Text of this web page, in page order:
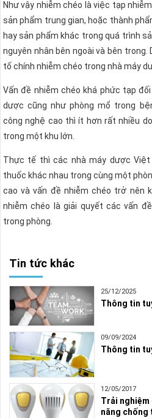
Như vậy nhiễm chéo là việc tạp
sản phẩm trung gian, hoặc thành
hay sản phẩm khác trong quá trình
nguyên nhân bên ngoài và bên
tố chính nhiễm chéo trong nhà máy
Vấn đề nhiễm chéo khá phức tạp
dược cũng như phòng mổ trong
công nghệ cao thì ít hơn rất nhiều
trong một khu lớn.
Thực tế thì các nhà máy dược Việt
thuốc khác nhau trong cùng một
cao và vấn đề nhiễm chéo trở nên
nhiễm chéo là giải quyết các vấn
trong phòng.
Tin tức khác
25/12/2025
Thông tin
09/09/2024
Thông tin
12/05/2017
Trải nghiệm
năng chống